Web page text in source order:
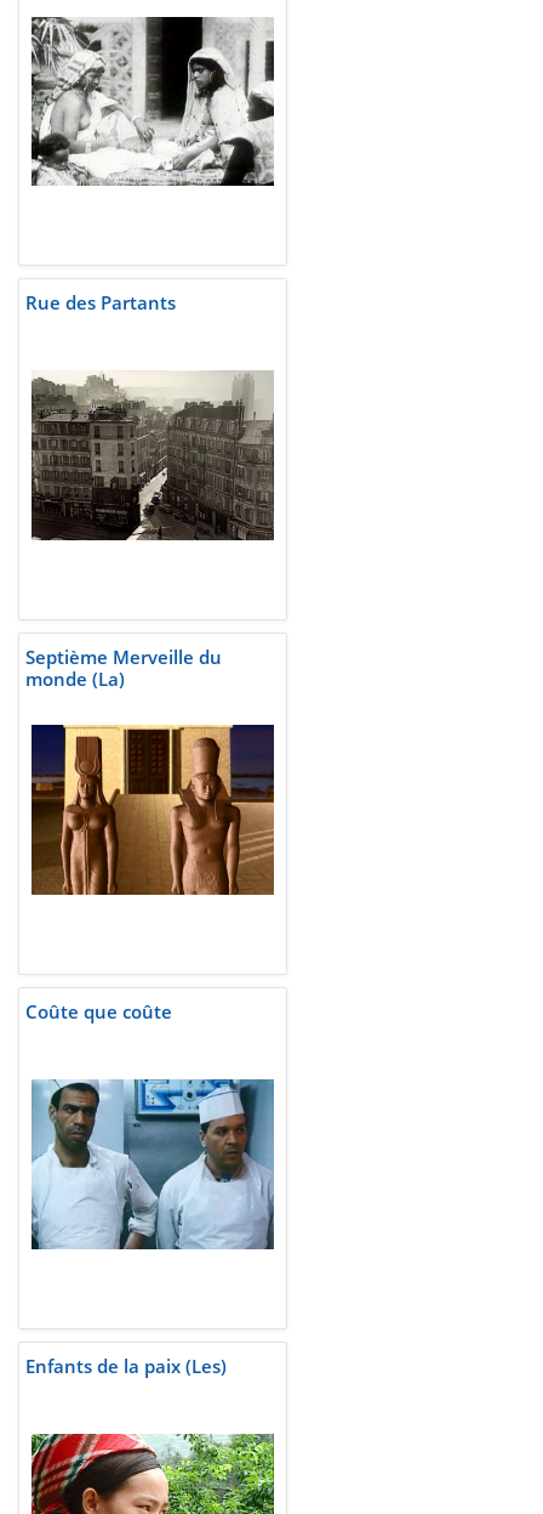
Rue des Partants
Septième Merveille du
monde (La)
Coûte que coûte
Enfants de la paix (Les)